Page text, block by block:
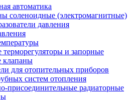
автоматика
соленоидные (электромагнитные)
давления
терморегуляторы и запорные
клапаны
для отопительных приборов
систем отопления
присоединительные радиаторные